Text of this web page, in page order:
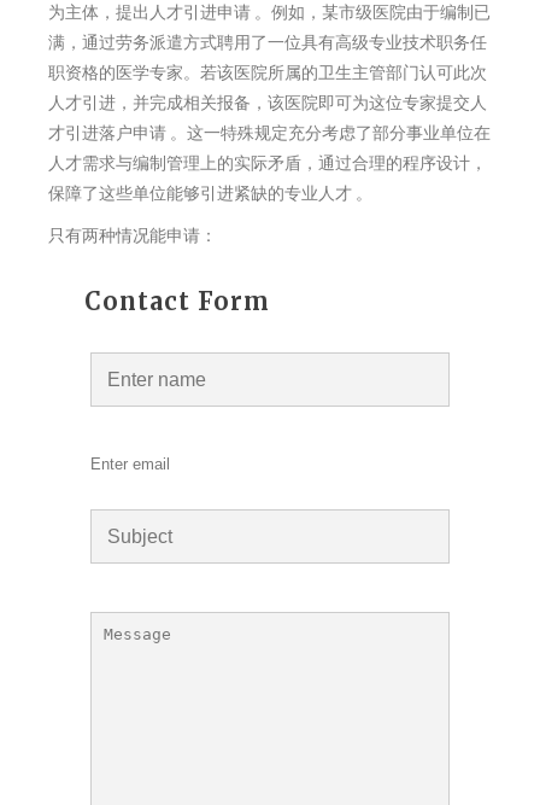
为主体，提出人才引进申请 。例如，某市级医院由于编制已
满，通过劳务派遣方式聘用了一位具有高级专业技术职务任
职资格的医学专家。若该医院所属的卫生主管部门认可此次
人才引进，并完成相关报备，该医院即可为这位专家提交人
才引进落户申请 。这一特殊规定充分考虑了部分事业单位在
人才需求与编制管理上的实际矛盾，通过合理的程序设计，
保障了这些单位能够引进紧缺的专业人才 。
只有两种情况能申请：
Contact Form